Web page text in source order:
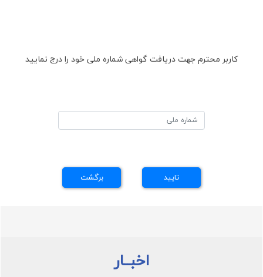
کاربر محترم جهت دریافت گواهی شماره ملی خود را درج نمایید
اخبــار